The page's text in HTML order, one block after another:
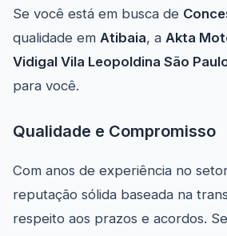
Se você está em busca de
qualidade em Atibaia, a Akta
Vidigal Vila Leopoldina São
para você.
Qualidade e Compromisso
Com anos de experiência no
reputação sólida baseada na
respeito aos prazos e acordos.